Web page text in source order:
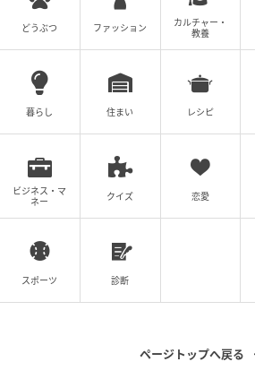
どうぶつ ファッション
カルチャー・
教養
暮らし 住まい レシピ
ビジネス・マ
ネー
クイズ 恋愛
スポーツ 診断
ページトップへ戻る